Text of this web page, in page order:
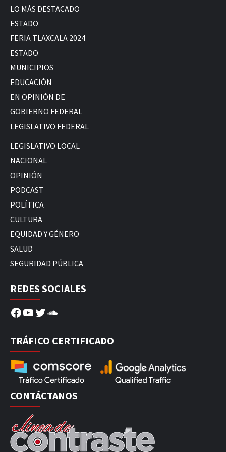
LO MÁS DESTACADO
ESTADO
FERIA TLAXCALA 2024
ESTADO
MUNICIPIOS
EDUCACIÓN
EN OPINIÓN DE
GOBIERNO FEDERAL
LEGISLATIVO FEDERAL
LEGISLATIVO LOCAL
NACIONAL
OPINIÓN
PODCAST
POLÍTICA
CULTURA
EQUIDAD Y GÉNERO
SALUD
SEGURIDAD PÚBLICA
REDES SOCIALES
Facebook
YouTube
Twitter
SoundCloud
TRÁFICO CERTIFICADO
CONTÁCTANOS